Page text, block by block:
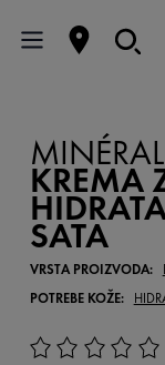
KREMA
SATA
VRSTA PROIZVODA:
POTREBE KOŽE: